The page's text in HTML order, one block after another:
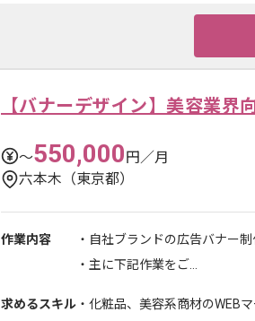
【バナーデザイン】美容業界
〜550,000円／月
六本木（東京都）
作業内容
・自社ブランドの広告バナー
・主に下記作業をご...
求めるスキル ・化粧品、美容系商材のWEB